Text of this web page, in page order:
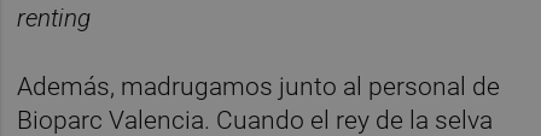
renting
Además, madrugamos junto al personal de
Bioparc Valencia. Cuando el rey de la selva